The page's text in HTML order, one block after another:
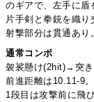
のギアで、左手に盾
片手剣と拳銃を織り
射撃部分は貫通あり。
通常コンボ
袈裟懸け(2hit)→突
前進距離は10.11-9
1段目は攻撃前に飛